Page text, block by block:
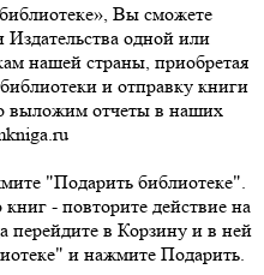
Вы сможете
одной или
нашей страны, приобретая
и отправку книги
выложим отчеты в наших
"Подарить библиотеке".
книг - повторите действие на
перейдите в Корзину и в ней
и нажмите Подарить.